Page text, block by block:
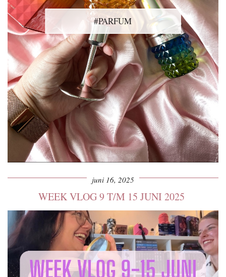
#PARFUM
juni 16, 2025
WEEK VLOG 9 T/M 15 JUNI 2025